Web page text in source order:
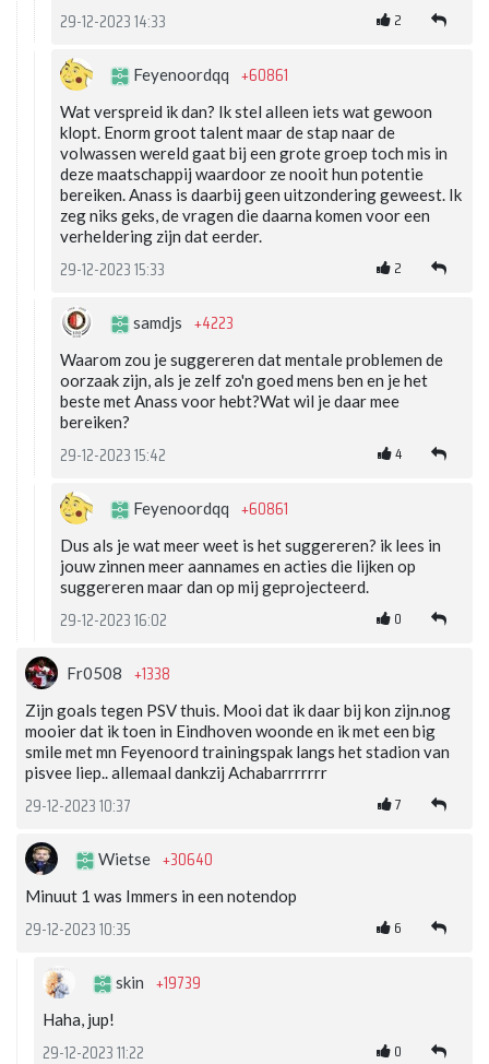
29-12-2023 14:33 2
Feyenoordqq +60861
Wat verspreid ik dan? Ik stel alleen iets wat gewoon
klopt. Enorm groot talent maar de stap naar de
volwassen wereld gaat bij een grote groep toch mis in
deze maatschappij waardoor ze nooit hun potentie
bereiken. Anass is daarbij geen uitzondering geweest. Ik
zeg niks geks, de vragen die daarna komen voor een
verheldering zijn dat eerder.
29-12-2023 15:33 2
samdjs +4223
Waarom zou je suggereren dat mentale problemen de
oorzaak zijn, als je zelf zo'n goed mens ben en je het
beste met Anass voor hebt?Wat wil je daar mee
bereiken?
29-12-2023 15:42 4
Feyenoordqq +60861
Dus als je wat meer weet is het suggereren? ik lees in
jouw zinnen meer aannames en acties die lijken op
suggereren maar dan op mij geprojecteerd.
29-12-2023 16:02 0
Fr0508 +1338
Zijn goals tegen PSV thuis. Mooi dat ik daar bij kon zijn.nog
mooier dat ik toen in Eindhoven woonde en ik met een big
smile met mn Feyenoord trainingspak langs het stadion van
pisvee liep.. allemaal dankzij Achabarrrrrrr
29-12-2023 10:37 7
Wietse +30640
Minuut 1 was Immers in een notendop
29-12-2023 10:35 6
skin +19739
Haha, jup!
29-12-2023 11:22 0